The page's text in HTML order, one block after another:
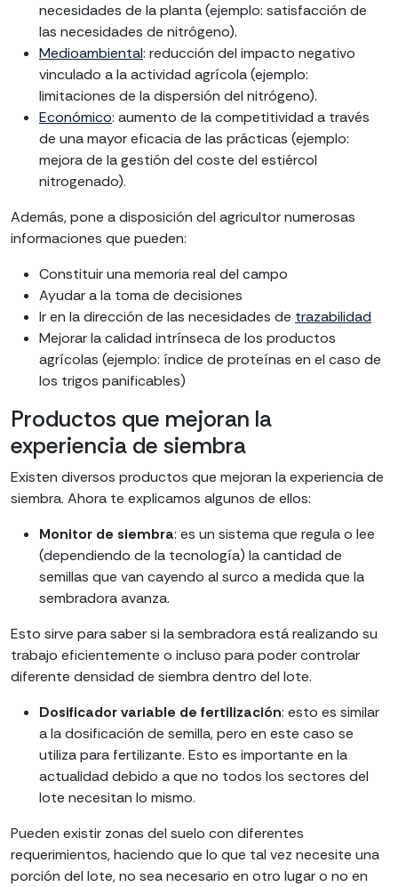
necesidades de la planta (ejemplo: satisfacción de
las necesidades de nitrógeno).
Medioambiental: reducción del impacto negativo
vinculado a la actividad agrícola (ejemplo:
limitaciones de la dispersión del nitrógeno).
Económico: aumento de la competitividad a través
de una mayor eficacia de las prácticas (ejemplo:
mejora de la gestión del coste del estiércol
nitrogenado).
Además, pone a disposición del agricultor numerosas
informaciones que pueden:
Constituir una memoria real del campo
Ayudar a la toma de decisiones
Ir en la dirección de las necesidades de trazabilidad
Mejorar la calidad intrínseca de los productos
agrícolas (ejemplo: índice de proteínas en el caso de
los trigos panificables)
Productos que mejoran la
experiencia de siembra
Existen diversos productos que mejoran la experiencia de
siembra. Ahora te explicamos algunos de ellos:
Monitor de siembra: es un sistema que regula o lee
(dependiendo de la tecnología) la cantidad de
semillas que van cayendo al surco a medida que la
sembradora avanza.
Esto sirve para saber si la sembradora está realizando su
trabajo eficientemente o incluso para poder controlar
diferente densidad de siembra dentro del lote.
Dosificador variable de fertilización: esto es similar
a la dosificación de semilla, pero en este caso se
utiliza para fertilizante. Esto es importante en la
actualidad debido a que no todos los sectores del
lote necesitan lo mismo.
Pueden existir zonas del suelo con diferentes
requerimientos, haciendo que lo que tal vez necesite una
porción del lote, no sea necesario en otro lugar o no en